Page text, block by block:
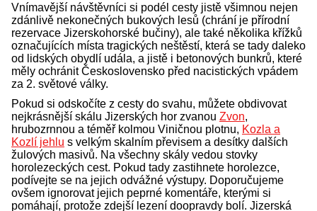
Vnímavější návštěvníci si podél cesty jistě všimnou nejen
zdánlivě nekonečných bukových lesů (chrání je přírodní
rezervace Jizerskohorské bučiny), ale také několika křížků
označujících místa tragických neštěstí, která se tady daleko
od lidských obydlí udála, a jistě i betonových bunkrů, které
měly ochránit Československo před nacistických vpádem
za 2. světové války.
Pokud si odskočíte z cesty do svahu, můžete obdivovat
nejkrásnější skálu Jizerských hor zvanou Zvon,
hrubozrnnou a téměř kolmou Viničnou plotnu, Kozla a
Kozlí jehlu s velkým skalním převisem a desítky dalších
žulových masivů. Na všechny skály vedou stovky
horolezeckých cest. Pokud tady zastihnete horolezce,
podívejte se na jejich odvážné výstupy. Doporučujeme
ovšem ignorovat jejich peprné komentáře, kterými si
pomáhají, protože zdejší lezení doopravdy bolí. Jizerská